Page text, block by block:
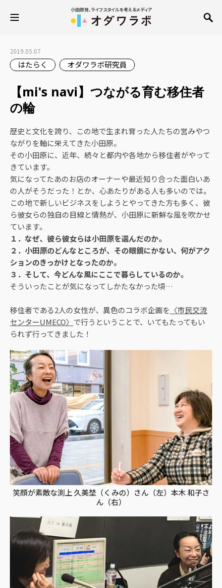
小田原発、ライフスタイルを考えるメディア
2019.05.07
はたらく オダワラボ研究員
【mi's navi】つながる育む移住者
の輪
歴史と文化を誇り、この地で生まれ育った人たちの営みやつ
ながりを軸に栄えてきた小田原。
その小田原に、近年、続々と都内や各地から移住者がやって
きています。
気になってたあのお店のオーナーや最近知り合った面白いあ
の人がそうだった！とか、心あたりがある人も多いのでは。
この地で新しいビジネスをしようとやってきた方も多く、彼
ら彼女らの独自の目線と情熱が、小田原に新鮮な風を吹かせ
ています。
１．なぜ、彼ら彼女らは小田原を選んだのか。
２．小田原のどんなところが、その眼鏡にかない、何がアク
ションのきっかけとなったのか。
３．そして、今どんな風にここで暮らしているのか。
そういったことが気になってしかたなかった頃…
移住者である2人の女性が、異色のコラボ企画を 〈市民交流
センターUMECO〉 で行うということで、いてもたってもい
られず行ってきました！
笑顔が素敵な渕上 久美埜（くみの）さん（左）本木 和子さ
ん（右）